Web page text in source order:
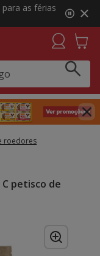
as férias
roedores
petisco de